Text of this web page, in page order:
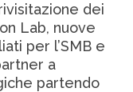
dei
Lab, nuove
per l’SMB e
a
partendo